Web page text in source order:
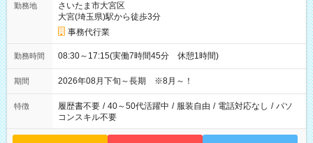
勤務地
さいたま市大宮区
大宮(埼玉県)駅から徒歩3分
事務代行業
勤務時間 08:30～17:15(実働7時間45分 休憩1時間)
期間 2026年08月下旬～長期 ※8月～！
特徴 履歴書不要 / 40～50代活躍中 / 服装自由 / 電話対応なし / パソ
コンスキル不要